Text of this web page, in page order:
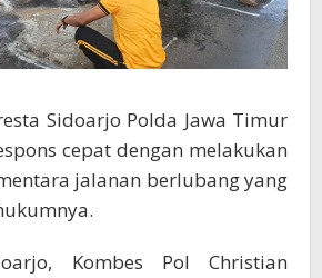
Sidoarjo Polda Jawa Timur
cepat dengan melakukan
jalanan berlubang yang
Kombes Pol Christian